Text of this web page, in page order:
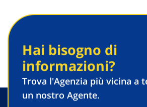
Hai bisogno di
informazioni?
Trova l'Agenzia più vicina a
un nostro Agente.